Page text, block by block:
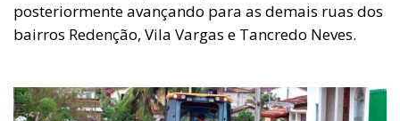
posteriormente avançando para as demais ruas dos
bairros Redenção, Vila Vargas e Tancredo Neves.